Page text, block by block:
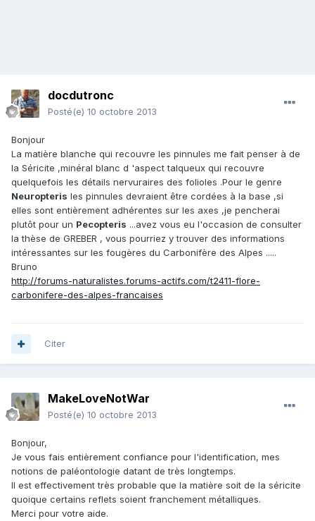
docdutronc
Posté(e) 10 octobre 2013
Bonjour
La matière blanche qui recouvre les pinnules me fait penser à de
la Séricite ,minéral blanc d 'aspect talqueux qui recouvre
quelquefois les détails nervuraires des folioles .Pour le genre
Neuropteris les pinnules devraient être cordées à la base ,si
elles sont entièrement adhérentes sur les axes ,je pencherai
plutôt pour un Pecopteris ...avez vous eu l'occasion de consulter
la thèse de GREBER , vous pourriez y trouver des informations
intéressantes sur les fougères du Carbonifère des Alpes .....
Bruno
http://forums-naturalistes.forums-actifs.com/t2411-flore-
carbonifere-des-alpes-francaises
Citer
MakeLoveNotWar
Posté(e) 10 octobre 2013
Bonjour,
Je vous fais entièrement confiance pour l'identification, mes
notions de paléontologie datant de très longtemps.
Il est effectivement très probable que la matière soit de la séricite
quoique certains reflets soient franchement métalliques.
Merci pour votre aide.